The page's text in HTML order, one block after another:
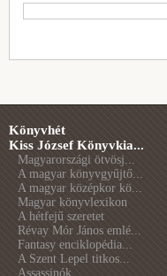
Könyvhét
Kiss József Könyvkia...
Magyarországi ötvösj...
A magyar könyvgyűjtő...
A magyar középkor kö...
Magyar könyvlexikon
A hétfejű szeretet
Révay Mór János emlé...
Fantasy enciklopédia...
A Szent Lepel titkos...
Assassinók